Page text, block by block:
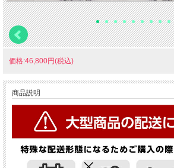
価格:46,800円(税込)
商品説明